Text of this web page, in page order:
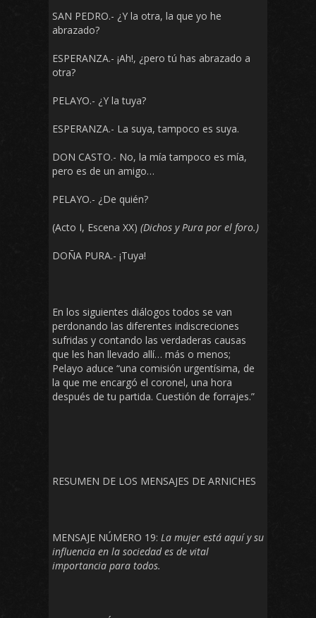
SAN PEDRO.- ¿Y la otra, la que yo he
abrazado?
ESPERANZA.- ¡Ah!, ¿pero tú has abrazado a
otra?
PELAYO.- ¿Y la tuya?
ESPERANZA.- La suya, tampoco es suya.
DON CASTO.- No, la mía tampoco es mía,
pero es de un amigo…
PELAYO.- ¿De quién?
(Acto I, Escena XX) (Dichos y Pura por el foro.)
DOÑA PURA.- ¡Tuya!
En los siguientes diálogos todos se van
perdonando las diferentes indiscreciones
sufridas y contando las verdaderas causas
que les han llevado allí… más o menos;
Pelayo aduce “una comisión urgentísima, de
la que me encargó el coronel, una hora
después de tu partida. Cuestión de forrajes.”
RESUMEN DE LOS MENSAJES DE ARNICHES
MENSAJE NÚMERO 19: La mujer está aquí y su
influencia en la sociedad es de vital
importancia para todos.